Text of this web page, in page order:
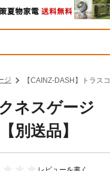
ジ 【CAINZ-DASH】トラ
クネスゲー
別送品】